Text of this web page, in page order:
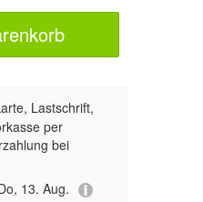
Lastschrift,
per
bei
13. Aug.